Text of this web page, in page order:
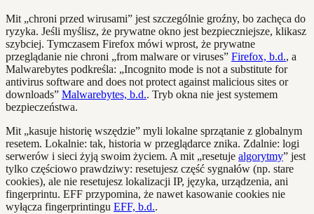
Mit „chroni przed wirusami” jest szczególnie groźny, bo zachęca do
ryzyka. Jeśli myślisz, że prywatne okno jest bezpieczniejsze, klikasz
szybciej. Tymczasem Firefox mówi wprost, że prywatne
przeglądanie nie chroni „from malware or viruses” Firefox, b.d., a
Malwarebytes podkreśla: „Incognito mode is not a substitute for
antivirus software and does not protect against malicious sites or
downloads” Malwarebytes, b.d.. Tryb okna nie jest systemem
bezpieczeństwa.
Mit „kasuje historię wszędzie” myli lokalne sprzątanie z globalnym
resetem. Lokalnie: tak, historia w przeglądarce znika. Zdalnie: logi
serwerów i sieci żyją swoim życiem. A mit „resetuje algorytmy” jest
tylko częściowo prawdziwy: resetujesz część sygnałów (np. stare
cookies), ale nie resetujesz lokalizacji IP, języka, urządzenia, ani
fingerprintu. EFF przypomina, że nawet kasowanie cookies nie
wyłącza fingerprintingu EFF, b.d..